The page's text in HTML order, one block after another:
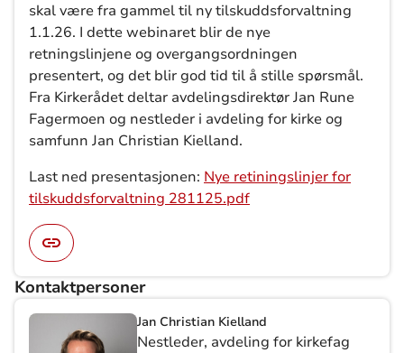
skal være fra gammel til ny tilskuddsforvaltning
1.1.26. I dette webinaret blir de nye
retningslinjene og overgangsordningen
presentert, og det blir god tid til å stille spørsmål.
Fra Kirkerådet deltar avdelingsdirektør Jan Rune
Fagermoen og nestleder i avdeling for kirke og
samfunn Jan Christian Kielland.
Last ned presentasjonen: Nye retiningslinjer for
tilskuddsforvaltning 281125.pdf
Kontaktpersoner
Jan Christian Kielland
Nestleder, avdeling for kirkefag